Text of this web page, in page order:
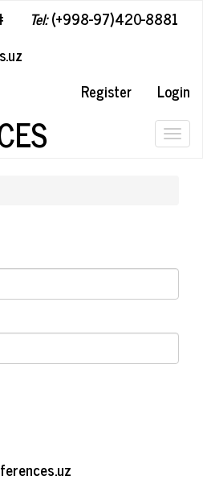
Tel:(+998-97)420-8881
Register
Login